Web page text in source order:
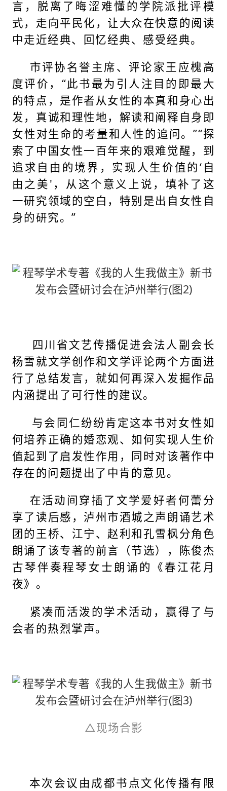
言，脱离了晦涩难懂的学院派批评模
式，走向平民化，让大众在快意的阅读
中走近经典、回忆经典、感受经典。
市评协名誉主席、评论家王应槐高
度评价，“此书最为引人注目的即最大
的特点，是作者从女性的本真和身心出
发，真诚和理性地，解读和阐释自身即
女性对生命的考量和人性的追问。”“探
索了中国女性一百年来的艰难觉醒，到
追求自由的境界，实现人生价值的‘自
由之美'，从这个意义上说，填补了这
一研究领域的空白，特别是出自女性自
身的研究。”
四川省文艺传播促进会法人副会长
杨雪就文学创作和文学评论两个方面进
行了总结发言，就如何再深入发掘作品
内涵提出了可行性的建议。
与会同仁纷纷肯定这本书对女性如
何培养正确的婚恋观、如何实现人生价
值起到了启发性作用，同时对该著作中
存在的问题提出了中肯的意见。
在活动间穿插了文学爱好者何蕾分
享了读后感，泸州市酒城之声朗诵艺术
团的王桥、江宁、赵利和孔雪枫分角色
朗诵了该专著的前言（节选），陈俊杰
古琴伴奏程琴女士朗诵的《春江花月
夜》。
紧凑而活泼的学术活动，赢得了与
会者的热烈掌声。
△现场合影
本次会议由成都书点文化传播有限